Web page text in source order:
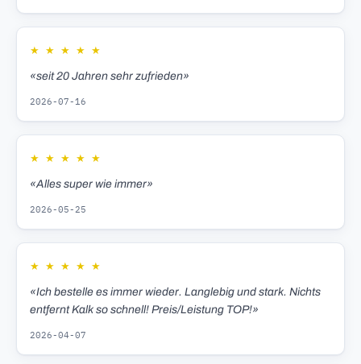
★ ★ ★ ★ ★
«seit 20 Jahren sehr zufrieden»
2026-07-16
★ ★ ★ ★ ★
«Alles super wie immer»
2026-05-25
★ ★ ★ ★ ★
«Ich bestelle es immer wieder. Langlebig und stark. Nichts
entfernt Kalk so schnell! Preis/Leistung TOP!»
2026-04-07